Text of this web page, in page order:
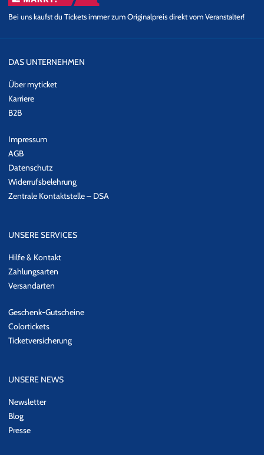
Bei uns kaufst du Tickets immer zum Originalpreis direkt vom Veranstalter!
DAS UNTERNEHMEN
Über myticket
Karriere
B2B
Impressum
AGB
Datenschutz
Widerrufsbelehrung
Zentrale Kontaktstelle – DSA
UNSERE SERVICES
Hilfe & Kontakt
Zahlungsarten
Versandarten
Geschenk-Gutscheine
Colortickets
Ticketversicherung
UNSERE NEWS
Newsletter
Blog
Presse